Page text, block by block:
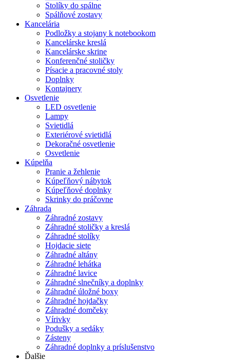
Stolíky do spálne
Spálňové zostavy
Kancelária
Podložky a stojany k notebookom
Kancelárske kreslá
Kancelárske skrine
Konferenčné stoličky
Písacie a pracovné stoly
Doplnky
Kontajnery
Osvetlenie
LED osvetlenie
Lampy
Svietidlá
Exteriérové svietidlá
Dekoračné osvetlenie
Osvetlenie
Kúpelňa
Pranie a žehlenie
Kúpeľňový nábytok
Kúpeľňové doplnky
Skrinky do práčovne
Záhrada
Záhradné zostavy
Záhradné stoličky a kreslá
Záhradné stolíky
Hojdacie siete
Záhradné altány
Záhradné lehátka
Záhradné lavice
Záhradné slnečníky a doplnky
Záhradné úložné boxy
Záhradné hojdačky
Záhradné domčeky
Vírivky
Podušky a sedáky
Zásteny
Záhradné doplnky a príslušenstvo
Ďalšie